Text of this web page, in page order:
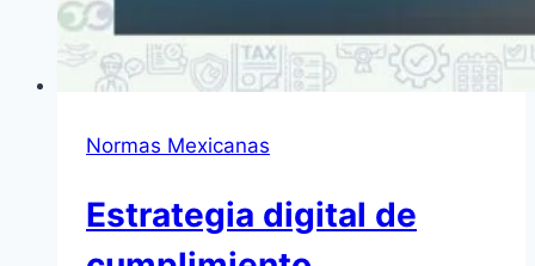
Normas Mexicanas
Estrategia digital de